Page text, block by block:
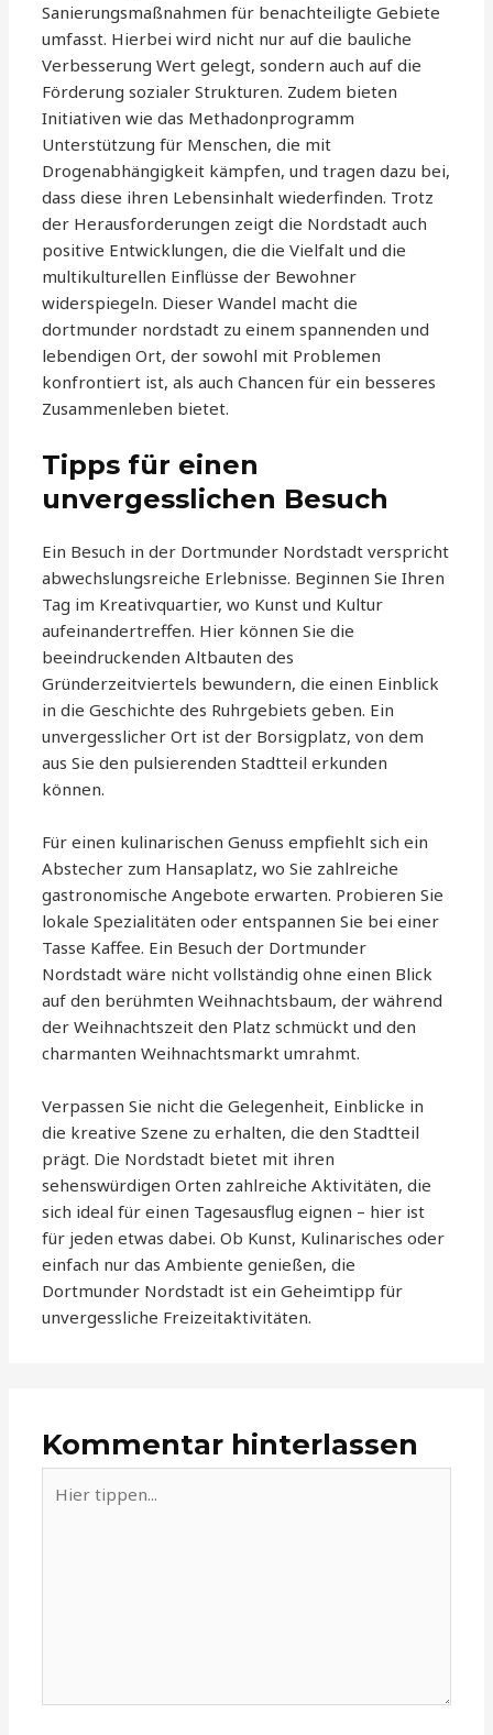
Sanierungsmaßnahmen für benachteiligte Gebiete
umfasst. Hierbei wird nicht nur auf die bauliche
Verbesserung Wert gelegt, sondern auch auf die
Förderung sozialer Strukturen. Zudem bieten
Initiativen wie das Methadonprogramm
Unterstützung für Menschen, die mit
Drogenabhängigkeit kämpfen, und tragen dazu bei,
dass diese ihren Lebensinhalt wiederfinden. Trotz
der Herausforderungen zeigt die Nordstadt auch
positive Entwicklungen, die die Vielfalt und die
multikulturellen Einflüsse der Bewohner
widerspiegeln. Dieser Wandel macht die
dortmunder nordstadt zu einem spannenden und
lebendigen Ort, der sowohl mit Problemen
konfrontiert ist, als auch Chancen für ein besseres
Zusammenleben bietet.
Tipps für einen
unvergesslichen Besuch
Ein Besuch in der Dortmunder Nordstadt verspricht
abwechslungsreiche Erlebnisse. Beginnen Sie Ihren
Tag im Kreativquartier, wo Kunst und Kultur
aufeinandertreffen. Hier können Sie die
beeindruckenden Altbauten des
Gründerzeitviertels bewundern, die einen Einblick
in die Geschichte des Ruhrgebiets geben. Ein
unvergesslicher Ort ist der Borsigplatz, von dem
aus Sie den pulsierenden Stadtteil erkunden
können.
Für einen kulinarischen Genuss empfiehlt sich ein
Abstecher zum Hansaplatz, wo Sie zahlreiche
gastronomische Angebote erwarten. Probieren Sie
lokale Spezialitäten oder entspannen Sie bei einer
Tasse Kaffee. Ein Besuch der Dortmunder
Nordstadt wäre nicht vollständig ohne einen Blick
auf den berühmten Weihnachtsbaum, der während
der Weihnachtszeit den Platz schmückt und den
charmanten Weihnachtsmarkt umrahmt.
Verpassen Sie nicht die Gelegenheit, Einblicke in
die kreative Szene zu erhalten, die den Stadtteil
prägt. Die Nordstadt bietet mit ihren
sehenswürdigen Orten zahlreiche Aktivitäten, die
sich ideal für einen Tagesausflug eignen – hier ist
für jeden etwas dabei. Ob Kunst, Kulinarisches oder
einfach nur das Ambiente genießen, die
Dortmunder Nordstadt ist ein Geheimtipp für
unvergessliche Freizeitaktivitäten.
Kommentar hinterlassen
tippen...